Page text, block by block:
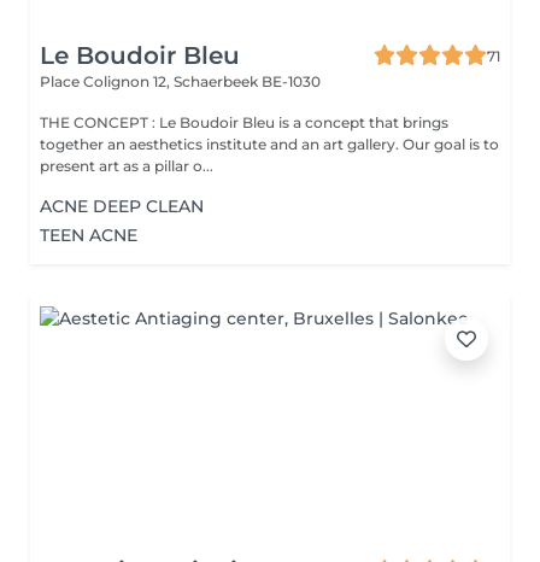
Le Boudoir Bleu
71
Place Colignon 12, Schaerbeek BE-1030
THE CONCEPT : Le Boudoir Bleu is a concept that brings
together an aesthetics institute and an art gallery. Our goal is to
present art as a pillar o...
ACNE DEEP CLEAN
TEEN ACNE